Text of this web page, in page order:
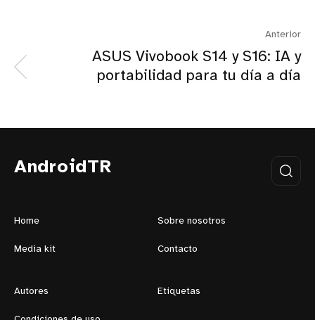
Anterior
ASUS Vivobook S14 y S16: IA y
portabilidad para tu día a día
AndroidTR
Home Sobre nosotros
Media kit Contacto
Autores Etiquetas